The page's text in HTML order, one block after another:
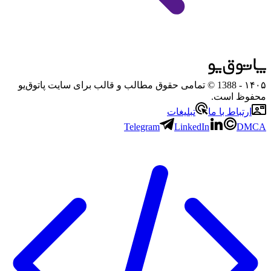
۱۴۰۵
- 1388 © تمامی حقوق مطالب و قالب برای سایت پاتوق‌یو
محفوظ است.
ارتباط با ما
تبلیغات
Telegram
LinkedIn DMCA